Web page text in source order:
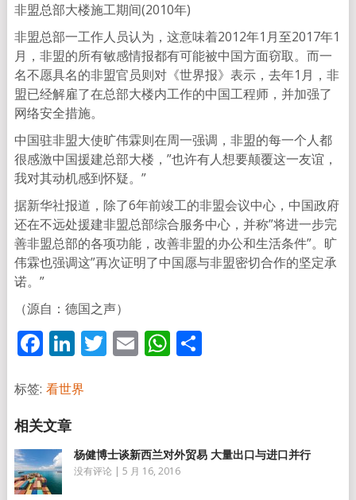
非盟总部大楼施工期间(2010年)
非盟总部一工作人员认为，这意味着2012年1月至2017年1
月，非盟的所有敏感情报都有可能被中国方面窃取。而一
名不愿具名的非盟官员则对《世界报》表示，去年1月，非
盟已经解雇了在总部大楼内工作的中国工程师，并加强了
网络安全措施。
中国驻非盟大使旷伟霖则在周一强调，非盟的每一个人都
很感激中国援建总部大楼，”也许有人想要颠覆这一友谊，
我对其动机感到怀疑。”
据新华社报道，除了6年前竣工的非盟会议中心，中国政府
还在不远处援建非盟总部综合服务中心，并称”将进一步完
善非盟总部的各项功能，改善非盟的办公和生活条件”。旷
伟霖也强调这”再次证明了中国愿与非盟密切合作的坚定承
诺。”
（源自：德国之声）
Facebook
LinkedIn
Twitter
EmailWhatsApp
分
标签: 看世界
杨健博士谈新西兰对外贸易 大量出口与进口并行
没有评论 | 5 月 16, 2016